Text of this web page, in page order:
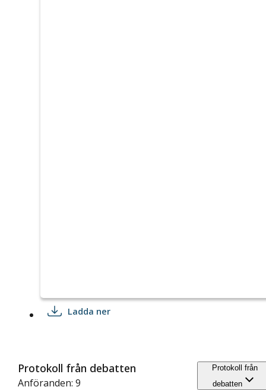
Ladda ner
Protokoll från debatten
Anföranden: 9
Protokoll från
debatten